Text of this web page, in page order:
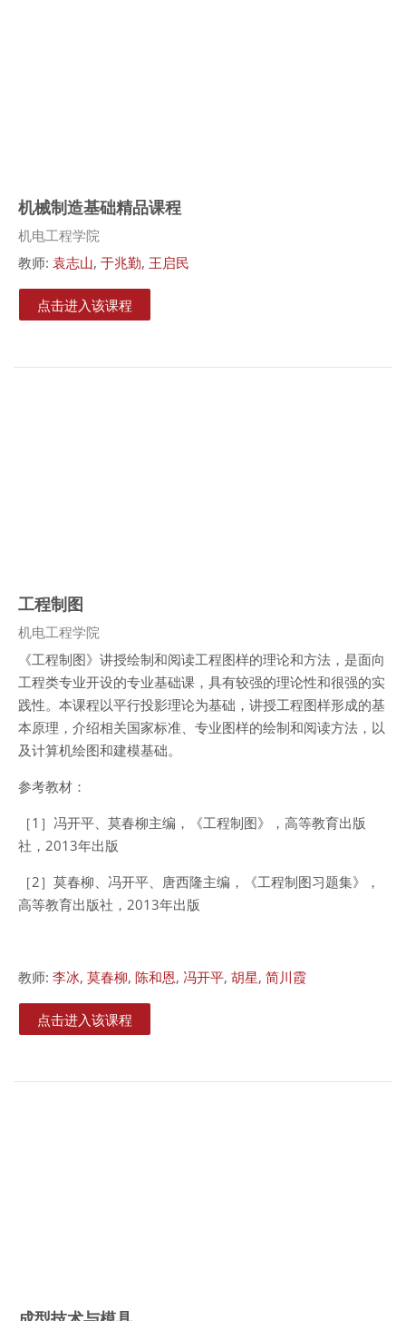
机械制造基础精品课程
课程类别
机电工程学院
教师: 袁志山, 于兆勤, 王启民
点击进入该课程
工程制图
课程类别
机电工程学院
《工程制图》讲授绘制和阅读工程图样的理论和方法，是面向
工程类专业开设的专业基础课，具有较强的理论性和很强的实
践性。本课程以平行投影理论为基础，讲授工程图样形成的基
本原理，介绍相关国家标准、专业图样的绘制和阅读方法，以
及计算机绘图和建模基础。
参考教材：
［1 ］冯开平、莫春柳主编，《工程制图》，高等教育出版
社， 2013年出版
［2］莫春柳、冯开平、唐西隆主编，《工程制图习题集》，
高等教育出版社， 2013年出版
教师: 李冰, 莫春柳, 陈和恩, 冯开平, 胡星, 简川霞
点击进入该课程